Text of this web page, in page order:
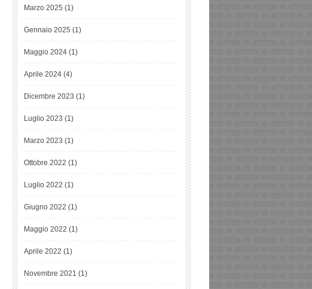
Marzo 2025 (1)
Gennaio 2025 (1)
Maggio 2024 (1)
Aprile 2024 (4)
Dicembre 2023 (1)
Luglio 2023 (1)
Marzo 2023 (1)
Ottobre 2022 (1)
Luglio 2022 (1)
Giugno 2022 (1)
Maggio 2022 (1)
Aprile 2022 (1)
Novembre 2021 (1)